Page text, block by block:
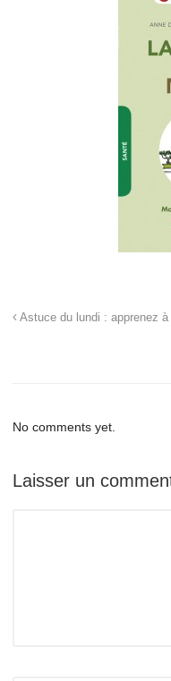
Astuce du lundi : apprenez
No comments yet.
Laisser un